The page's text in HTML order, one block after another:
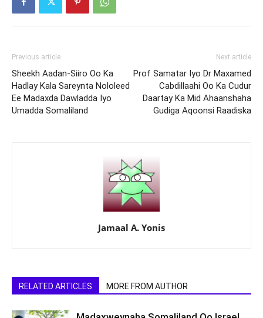
Previous article
Sheekh Aadan-Siiro Oo Ka
Hadlay Kala Sareynta Nololeed
Ee Madaxda Dawladda Iyo
Umadda Somaliland
Next article
Prof Samatar Iyo Dr Maxamed
Cabdillaahi Oo Ka Cudur
Daartay Ka Mid Ahaanshaha
Gudiga Aqoonsi Raadiska
Jamaal A. Yonis
RELATED ARTICLES MORE FROM AUTHOR